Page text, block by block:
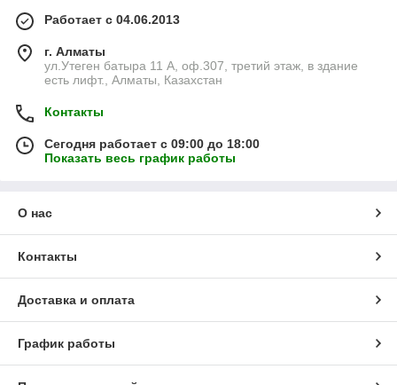
Работает с 04.06.2013
г. Алматы
ул.Утеген батыра 11 А, оф.307, третий этаж, в здание
есть лифт., Алматы, Казахстан
Контакты
Сегодня работает с 09:00 до 18:00
Показать весь график работы
О нас
Контакты
Доставка и оплата
График работы